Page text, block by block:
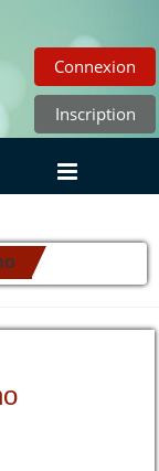
Connexion
Inscription